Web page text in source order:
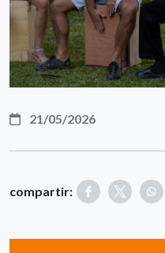
21/05/2026
compartir: